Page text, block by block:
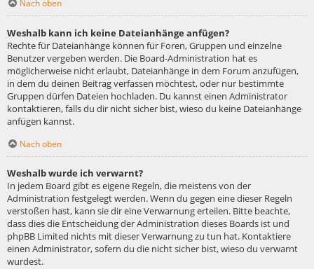
Nach oben
Weshalb kann ich keine Dateianhänge anfügen?
Rechte für Dateianhänge können für Foren, Gruppen und einzelne
Benutzer vergeben werden. Die Board-Administration hat es
möglicherweise nicht erlaubt, Dateianhänge in dem Forum anzufügen,
in dem du deinen Beitrag verfassen möchtest, oder nur bestimmte
Gruppen dürfen Dateien hochladen. Du kannst einen Administrator
kontaktieren, falls du dir nicht sicher bist, wieso du keine Dateianhänge
anfügen kannst.
Nach oben
Weshalb wurde ich verwarnt?
In jedem Board gibt es eigene Regeln, die meistens von der
Administration festgelegt werden. Wenn du gegen eine dieser Regeln
verstoßen hast, kann sie dir eine Verwarnung erteilen. Bitte beachte,
dass dies die Entscheidung der Administration dieses Boards ist und
phpBB Limited nichts mit dieser Verwarnung zu tun hat. Kontaktiere
einen Administrator, sofern du die nicht sicher bist, wieso du verwarnt
wurdest.